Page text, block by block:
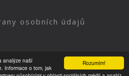
Rozumím!
analýze naší
Informace o tom, jak
osobních údajů